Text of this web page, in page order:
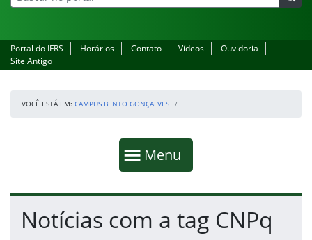
Portal do IFRS Horários Contato Vídeos
Ouvidoria
Site Antigo
VOCÊ ESTÁ EM: CAMPUS BENTO GONÇALVES
Mostrar
Menu
Fim da navegação
Início do conteúdo
Notícias com a tag CNPq